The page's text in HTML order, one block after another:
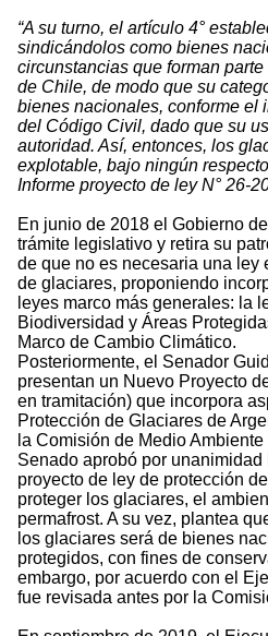
“A su turno, el artículo 4°
sindicándolos como bienes
circunstancias que forman
de Chile, de modo que su
bienes nacionales, conforme el
del Código Civil, dado que su
autoridad. Así, entonces, los
explotable, bajo ningún
Informe proyecto de ley N° 26-
En junio de 2018 el Gobierno
trámite legislativo y retira su
de que no es necesaria una ley
de glaciares, proponiendo
leyes marco más generales: la
Biodiversidad y Áreas
Marco de Cambio Climático.
Posteriormente, el Senador
presentan un Nuevo Proyecto
en tramitación) que incorpora
Protección de Glaciares de
la Comisión de Medio
Senado aprobó por unanimidad
proyecto de ley de protección
proteger los glaciares, el
permafrost. A su vez, plantea
los glaciares será de bienes
protegidos, con fines de
embargo, por acuerdo con el
fue revisada antes por la